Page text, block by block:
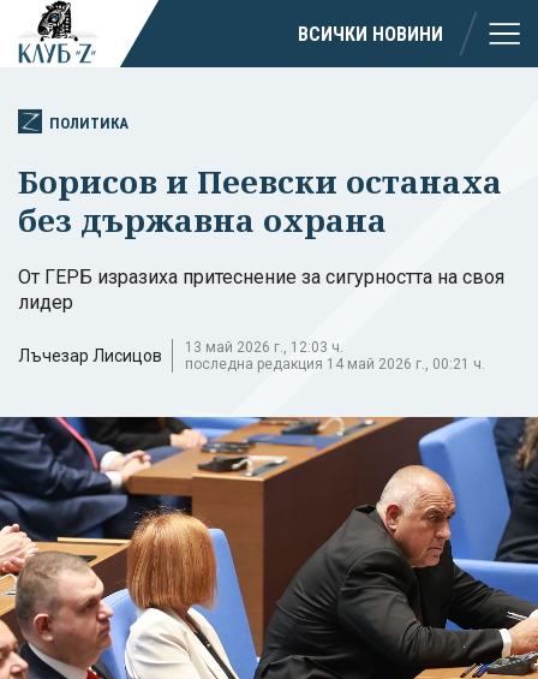
ВСИЧКИ НОВИНИ
ПОЛИТИКА
Борисов и Пеевски останаха
без държавна охрана
От ГЕРБ изразиха притеснение за сигурността на своя
лидер
Лъчезар Лисицов
13 май 2026 г., 12:03 ч.
последна редакция 14 май 2026 г., 00:21 ч.